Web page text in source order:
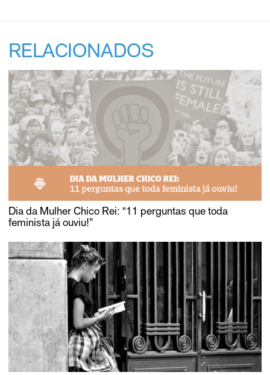
RELACIONADOS
Dia da Mulher Chico Rei: “11 perguntas que toda
feminista já ouviu!”